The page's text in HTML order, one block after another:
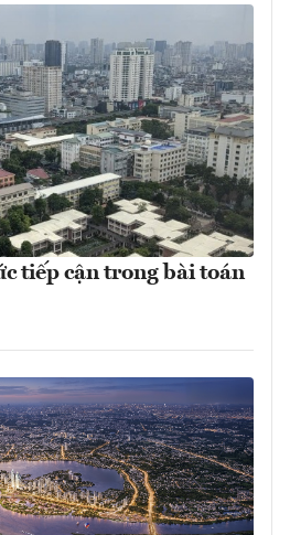
tiếp cận trong bài toán